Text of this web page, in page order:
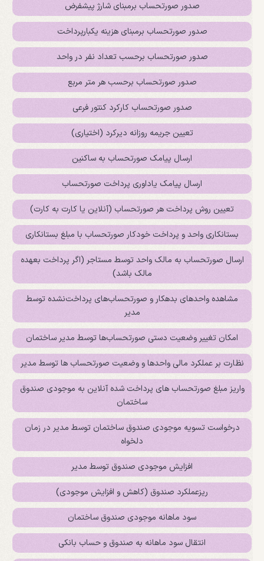
صدور صورتحساب برمبنای شارژ پیشفرض
صدور صورتحساب برمبنای هزینه یکبارپرداخت
صدور صورتحساب برحسب تعداد نفر در واحد
صدور صورتحساب برحسب هر متر مربع
صدور صورتحساب کارکرد کنتور فرعی
تعیین جریمه روزانه دیرکرد (اختیاری)
ارسال پیامک صورتحساب به ساکنین
ارسال پیامک یاداوری پرداخت صورتحساب
تعیین روش پرداخت هر صورتحساب (آنلاین یا کارت به کارت)
بستانکاری واحد و پرداخت خودکار صورتحساب با مبلغ بستانکاری
ارسال صورتحساب به مالک واحد توسط مستاجر (اگر پرداخت بعهده
مالک باشد)
مشاهده واحدهای بدهکار و صورتحساب‌های پرداخت‌نشده توسط
مدیر
امکان تغییر وضعیت دستی صورتحساب‌ها توسط مدیر ساختمان
نظارت بر عملکرد مالی واحدها و وضعیت صورتحساب ها توسط مدیر
واریز مبلغ صورتحساب های پرداخت شده آنلاین به موجودی صندوق
ساختمان
درخواست تسویه موجودی صندوق ساختمان توسط مدیر در زمان
دلخواه
افزایش موجودی صندوق توسط مدیر
ریزعملکرد صندوق (کاهش و افزایش موجودی)
سود ماهانه موجودی صندوق ساختمان
انتقال سود ماهانه به صندوق و حساب بانکی